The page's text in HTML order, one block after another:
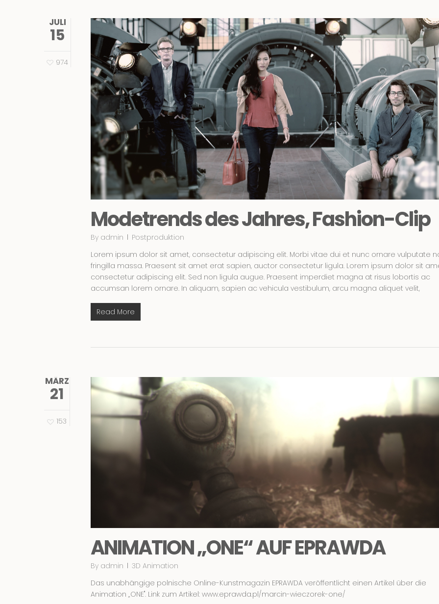
JULI
15
974
Modetrends des Jahres, Fashion-Clip
By admin
Postproduktion
Lorem ipsum dolor sit amet, consectetur adipiscing elit. Morbi vitae dui et nunc ornare vulputate
fringilla massa. Praesent sit amet erat sapien, auctor consectetur ligula. Lorem ipsum dolor sit
consectetur adipiscing elit. Sed non ligula augue. Praesent imperdiet magna at risus lobortis ac
accumsan lorem ornare. In aliquam, sapien ac vehicula vestibulum, arcu magna aliquet velit,
Read More
MÄRZ
21
153
ANIMATION „ONE“ AUF EPRAWDA
By admin
3D Animation
Das unabhängige polnische Online-Kunstmagazin EPRAWDA veröffentlicht einen Artikel über die
Animation „ONE". Link zum Artikel: www.eprawda.pl/marcin-wieczorek-one/